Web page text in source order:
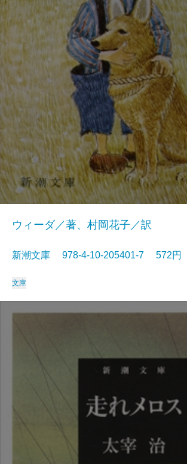
ウィーダ／著、村岡花子／訳
新潮文庫 978-4-10-205401-7 572円
文庫